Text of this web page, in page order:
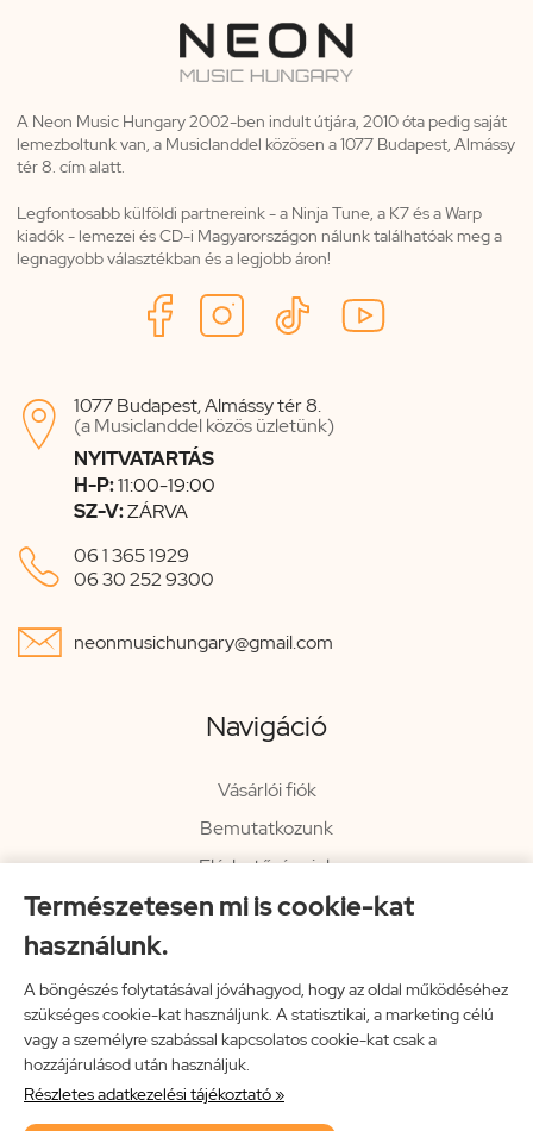
Természetesen mi is cookie-kat
használunk.
A böngészés folytatásával jóváhagyod, hogy az oldal működéséhez
szükséges cookie-kat használjunk. A statisztikai, a marketing célú
vagy a személyre szabással kapcsolatos cookie-kat csak a
hozzájárulásod után használjuk.
Részletes adatkezelési tájékoztató »
A Neon Music Hungary 2002-ben indult útjára, 2010 óta pedig saját
lemezboltunk van, a Musiclanddel közösen a 1077 Budapest, Almássy
tér 8. cím alatt.
Legfontosabb külföldi partnereink - a Ninja Tune, a K7 és a Warp
kiadók - lemezei és CD-i Magyarországon nálunk találhatóak meg a
legnagyobb választékban és a legjobb áron!

1077 Budapest, Almássy tér 8.
(a Musiclanddel közös üzletünk)
NYITVATARTÁS
H-P:11:00-19:00
SZ-V:ZÁRVA
 06 1 365 1929
06 30 252 9300
 neonmusichungary@gmail.com
Navigáció
Vásárlói fiók
Bemutatkozunk
Elérhetőségeink
Hírlevél
Impresszum
Vissza a főoldalra
Neon Music Hungary Bt.